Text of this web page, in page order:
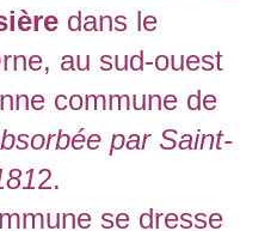
dans le
au sud-ouest
commune de
par Saint-
2.
se dresse